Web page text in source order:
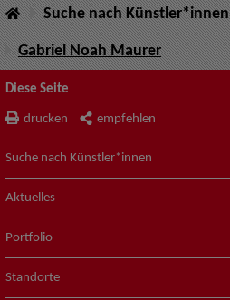
Suche nach Künstler*innen
Gabriel Noah Maurer
Diese Seite
drucken empfehlen
Suche nach Künstler*innen
Aktuelles
Portfolio
Standorte